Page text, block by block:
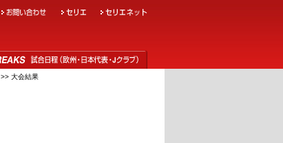
>> 大会結果